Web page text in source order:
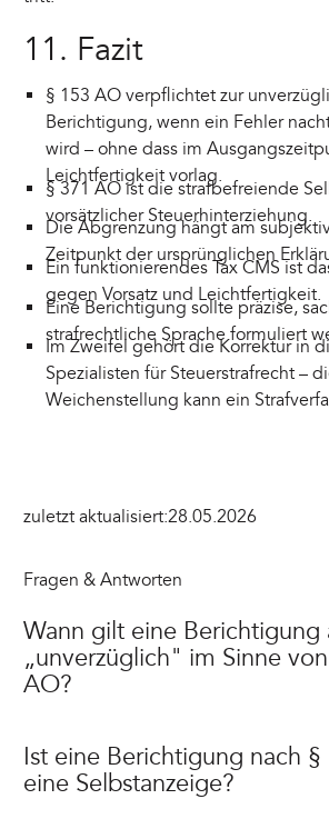
11. Fazit
§ 153 AO verpflichtet zur
Berichtigung, wenn ein Fehler
wird – ohne dass im
Leichtfertigkeit vorlag.
§ 371 AO ist die strafbefreiende
vorsätzlicher Steuerhinterziehung.
Die Abgrenzung hängt am
Zeitpunkt der ursprünglichen
Ein funktionierendes Tax CMS ist
gegen Vorsatz und Leichtfertigkeit.
Eine Berichtigung sollte präzise,
strafrechtliche Sprache formuliert
Im Zweifel gehört die Korrektur in
Spezialisten für Steuerstrafrecht –
Weichenstellung kann ein
zuletzt aktualisiert:28.05.2026
Fragen & Antworten
Wann gilt eine Berichtigung
„unverzüglich" im Sinne
AO?
Ist eine Berichtigung nach
eine Selbstanzeige?